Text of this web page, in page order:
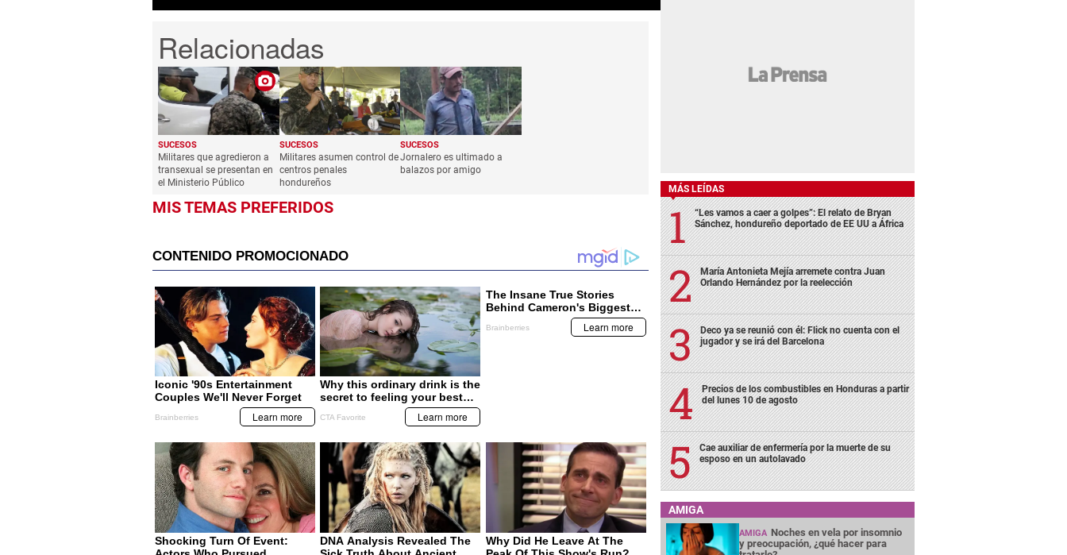
SUCESOS
Militares que agredieron a
transexual se presentan en
el Ministerio Público
SUCESOS
Militares asumen control de
centros penales
hondureños
SUCESOS
Jornalero es ultimado a
balazos por amigo
MIS TEMAS PREFERIDOS
MÁS LEÍDAS
“Les vamos a caer a golpes”: El relato de Bryan
Sánchez, hondureño deportado de EE UU a África
María Antonieta Mejía arremete contra Juan
Orlando Hernández por la reelección
Deco ya se reunió con él: Flick no cuenta con el
jugador y se irá del Barcelona
Precios de los combustibles en Honduras a partir
del lunes 10 de agosto
Cae auxiliar de enfermería por la muerte de su
esposo en un autolavado
AMIGA
AMIGA Noches en vela por insomnio
y preocupación, ¿qué hacer para